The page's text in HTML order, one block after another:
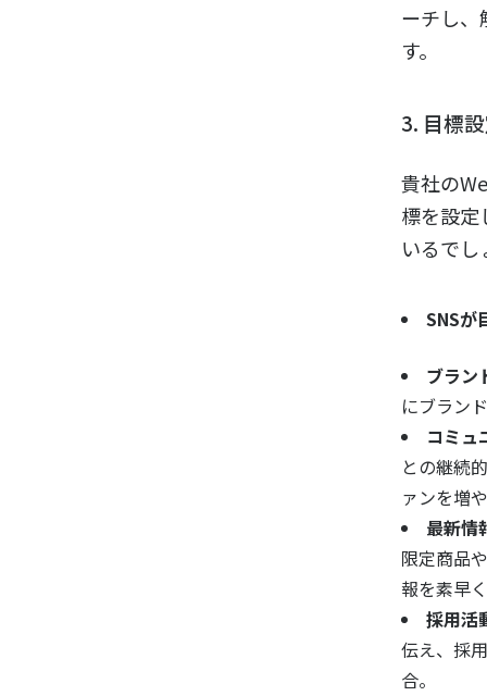
ーチし、
す。
3. 目標
貴社の
標を設定
いるでし
SNSが
ブラン
にブラン
コミュ
との継続
ァンを増
最新情
限定商品
報を素早
採用活
伝え、採
合。